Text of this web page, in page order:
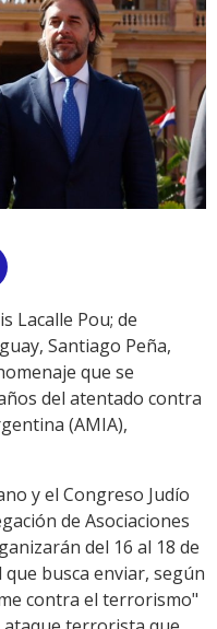
Link
Lacalle Pou; de
Santiago Peña,
que se
del atentado contra
(AMIA),
y el Congreso Judío
de Asociaciones
del 16 al 18 de
busca enviar, según
contra el terrorismo"